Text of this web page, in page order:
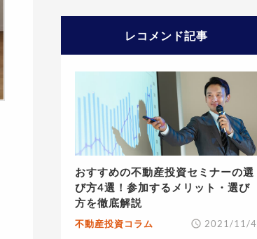
レコメンド記事
おすすめの不動産投資セミナーの選
び方4選！参加するメリット・選び
方を徹底解説
不動産投資コラム 2021/11/4